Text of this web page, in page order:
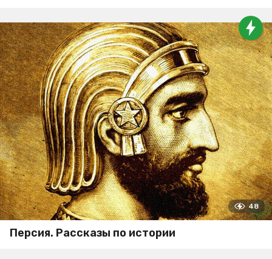
48
Персия. Рассказы по истории